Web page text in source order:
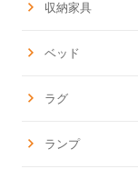
収納家具
ベッド
ラグ
ランプ